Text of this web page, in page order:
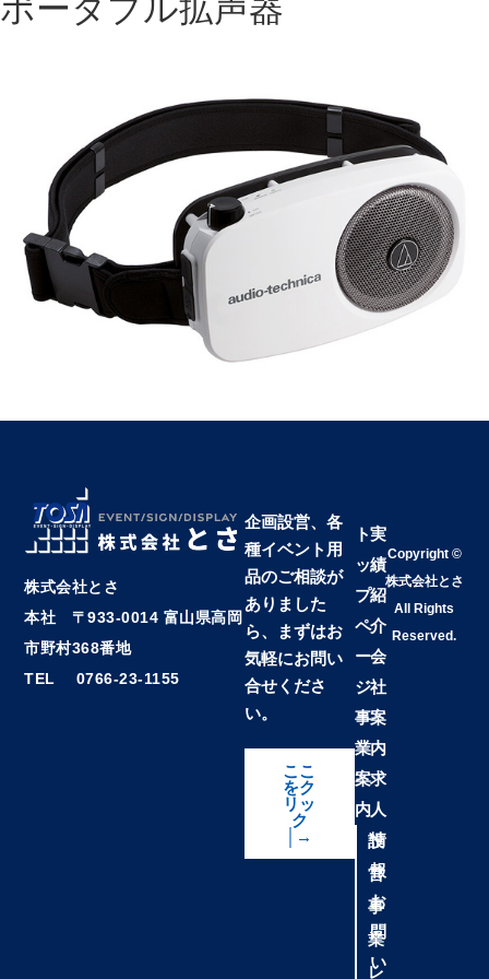
株式会社とさ
本社 〒933-0014 富山県高岡
市野村368番地
TEL 0766-23-1155
企画設営、各
種イベント用
品のご相談が
ありました
ら、まずはお
気軽にお問い
合せくださ
い。
ここ
をク
リッ
ク
│→
ト
ッ
プ
ペ
ー
ジ
事
業
案
内
設
営
事
業
レ
実
績
紹
介
会
社
案
内
求
人
情
報
お
問
い
Copyright ©
株式会社とさ
All Rights
Reserved.